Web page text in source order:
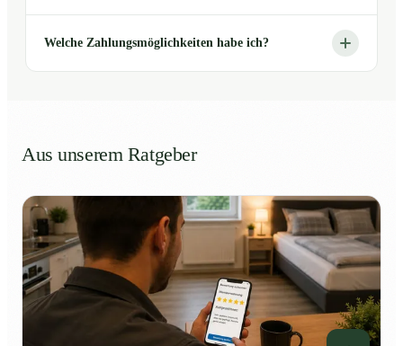
Welche Zahlungsmöglichkeiten habe ich?
Aus unserem Ratgeber